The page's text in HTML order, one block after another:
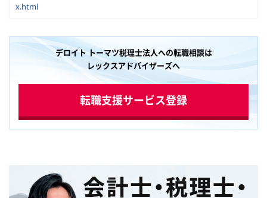
x.html
デロイト トーマツ税理士法人への転職相談は
レックスアドバイザーズへ
転職支援サービス登録